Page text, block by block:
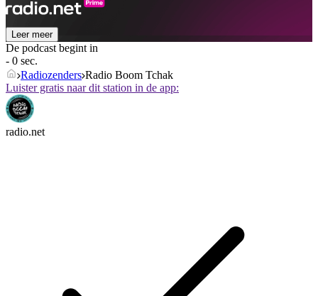
Leer meer
De podcast begint in
- 0 sec.
Radiozenders Radio Boom Tchak
Luister gratis naar dit station in de app:
radio.net